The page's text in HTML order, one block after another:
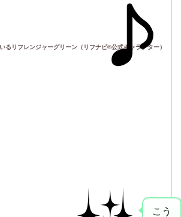
るリフレンジャーグリーン（リフナビ®公式キャラクター）
こう